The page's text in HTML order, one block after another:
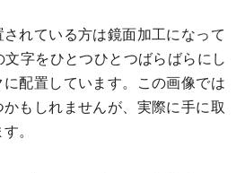
れている方は鏡面加工になって
字をひとつひとつばらばらにし
配置しています。この画像では
もしれませんが、実際に手に取
。